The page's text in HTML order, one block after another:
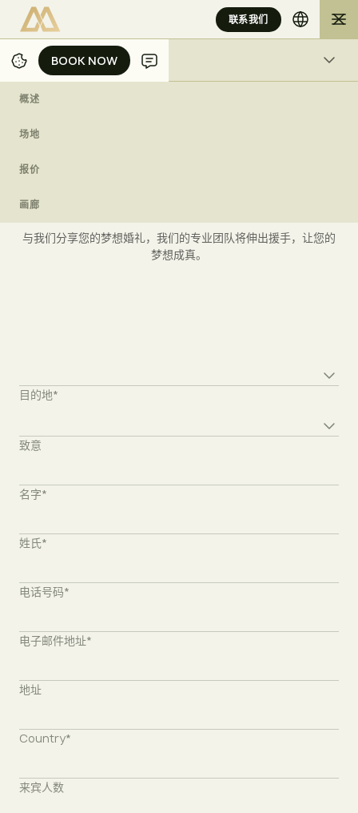
BOOK NOW
BOOK NOW
概述
概述
场地
报价
画廊
联系我们
主页
与我们分享您的梦想婚礼，我们的专业团队将伸出援手，让您的
梦想成真。
目的地*
致意
名字*
姓氏*
电话号码*
电子邮件地址*
地址
Country*
来宾人数